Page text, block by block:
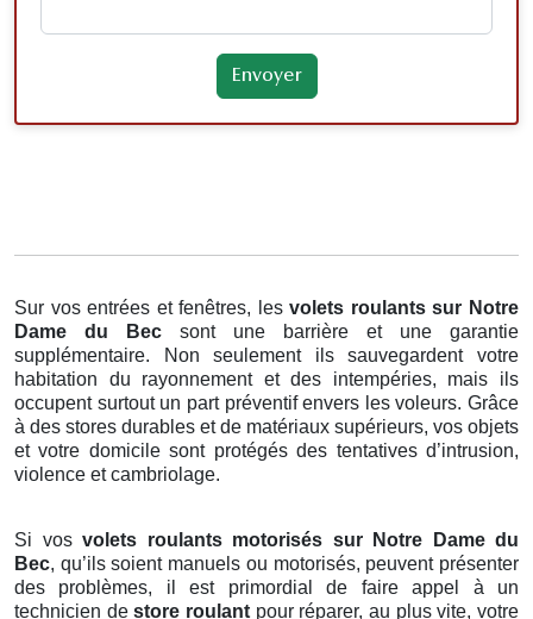
Sur vos entrées et fenêtres, lesvolets roulants sur Notre
Dame du Bec sont une barrière et une garantie
supplémentaire. Non seulement ils sauvegardent votre
habitation du rayonnement et des intempéries, mais ils
occupent surtout un part préventif envers les voleurs. Grâce
à des stores durables et de matériaux supérieurs, vos objets
et votre domicile sont protégés des tentatives d’intrusion,
violence et cambriolage.
Si vos volets roulants motorisés sur Notre Dame du
Bec, qu’ils soient manuels ou motorisés, peuvent présenter
des problèmes, il est primordial de faire appel à un
technicien destore roulantpour réparer, au plus vite, votre